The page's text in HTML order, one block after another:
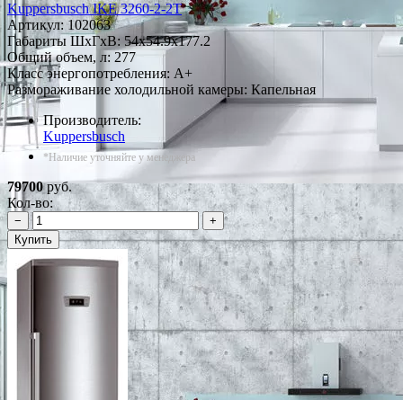
Kuppersbusch IKE 3260-2-2T
Артикул:102063
Габариты ШxГxВ: 54x54.9x177.2
Общий объем, л: 277
Класс энергопотребления: A+
Размораживание холодильной камеры: Капельная
Производитель:
Kuppersbusch
*Наличие уточняйте у менеджера
79700руб.
Кол-во:
−
+
Купить